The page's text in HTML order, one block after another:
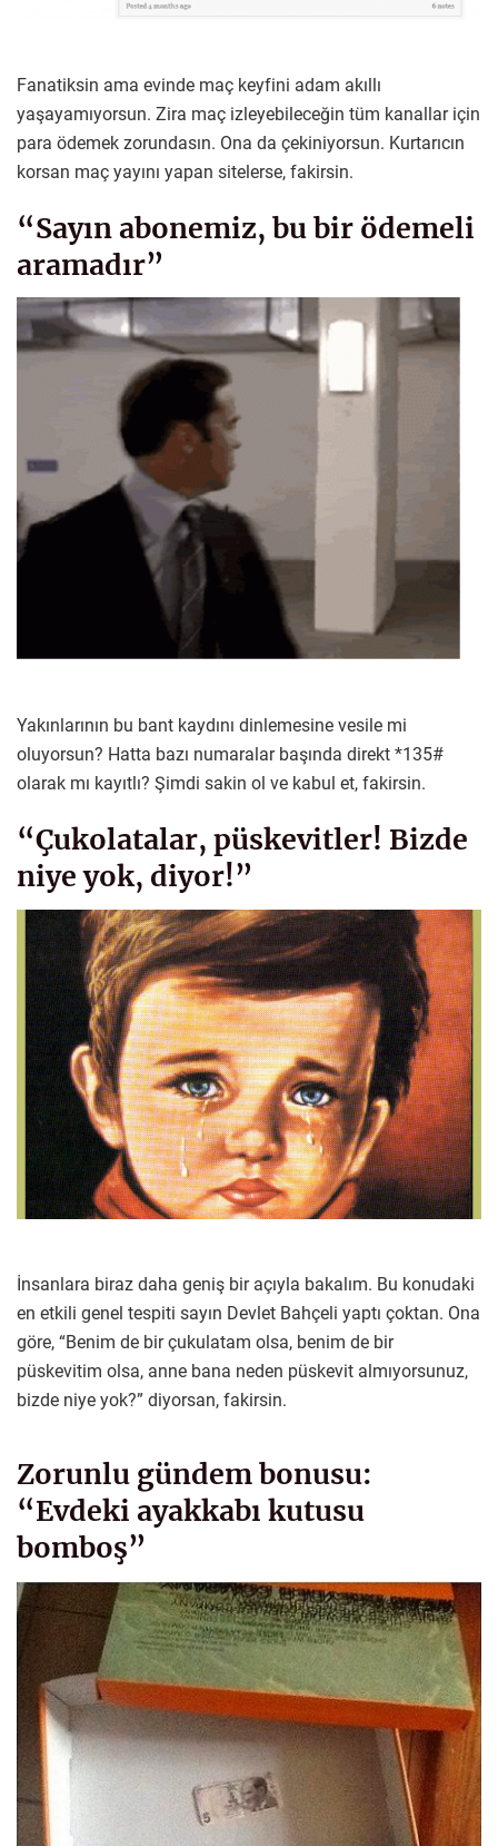
Fanatiksin ama evinde maç keyfini adam akıllı
yaşayamıyorsun. Zira maç izleyebileceğin tüm kanallar için
para ödemek zorundasın. Ona da çekiniyorsun. Kurtarıcın
korsan maç yayını yapan sitelerse, fakirsin.
“Sayın abonemiz, bu bir ödemeli
aramadır”
Yakınlarının bu bant kaydını dinlemesine vesile mi
oluyorsun? Hatta bazı numaralar başında direkt *135#
olarak mı kayıtlı? Şimdi sakin ol ve kabul et, fakirsin.
“Çukolatalar, püskevitler! Bizde
niye yok, diyor!”
İnsanlara biraz daha geniş bir açıyla bakalım. Bu konudaki
en etkili genel tespiti sayın Devlet Bahçeli yaptı çoktan. Ona
göre, “Benim de bir çukulatam olsa, benim de bir
püskevitim olsa, anne bana neden püskevit almıyorsunuz,
bizde niye yok?” diyorsan, fakirsin.
Zorunlu gündem bonusu:
“Evdeki ayakkabı kutusu
bomboş”